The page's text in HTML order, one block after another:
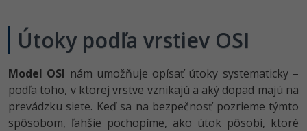
Swift -80%
Kotlin -80%
Céčko -80%
Copywriting -30%
MS Office -80%
Google Dokumenty
Útoky podľa vrstiev OSI
Model OSI nám umožňuje opísať útoky systematicky –
podľa toho, v ktorej vrstve vznikajú a aký dopad majú na
prevádzku siete. Keď sa na bezpečnosť pozrieme týmto
spôsobom, ľahšie pochopíme, ako útok pôsobí, ktoré